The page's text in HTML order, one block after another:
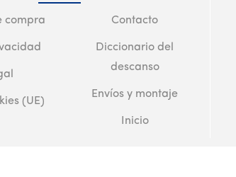
compra
(UE)
Contacto
Diccionario del
descanso
Envíos y montaje
Inicio